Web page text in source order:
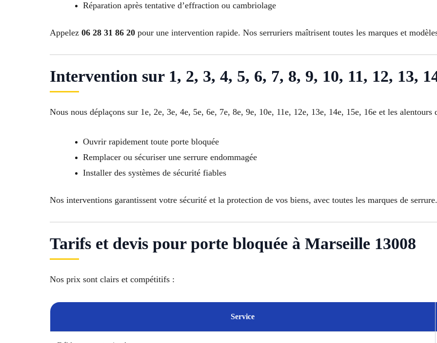
Réparation après tentative d’effraction ou cambriolage
Appelez 06 28 31 86 20 pour une intervention rapide. Nos serruriers maîtrisent toutes les marques et
Intervention sur 1, 2, 3, 4, 5, 6, 7, 8, 9, 10, 11, 12, 13,
Nous nous déplaçons sur 1e, 2e, 3e, 4e, 5e, 6e, 7e, 8e, 9e, 10e, 11e, 12e, 13e, 14e, 15e, 16e et les
Ouvrir rapidement toute porte bloquée
Remplacer ou sécuriser une serrure endommagée
Installer des systèmes de sécurité fiables
Nos interventions garantissent votre sécurité et la protection de vos biens, avec toutes les marques de serrure.
Tarifs et devis pour porte bloquée à Marseille 13008
Nos prix sont clairs et compétitifs :
Service